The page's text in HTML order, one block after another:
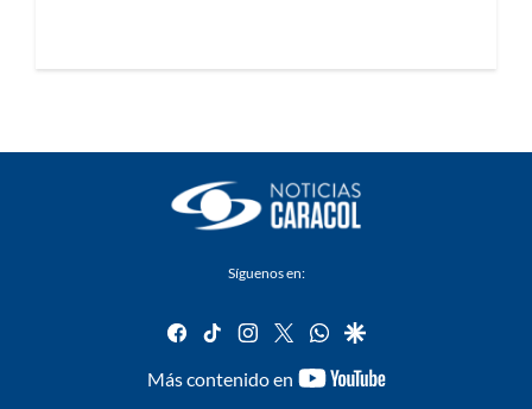
Síguenos en:
facebook
tiktok instagram
twitterwhatsapp
google
Más contenido en
youtube-